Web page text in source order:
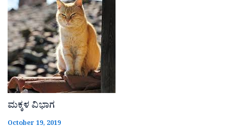
ಮಕ್ಕಳ ವಿಭಾಗ
October 19, 2019